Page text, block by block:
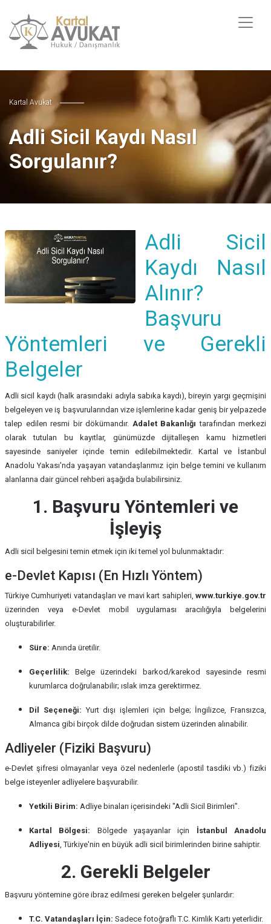
Kartal Avukat
Adli Sicil Kaydı Nasıl
Sorgulanır?
Adli Sicil
Kaydı Nasıl
Alınır?
Başvuru
Yöntemleri ve Gerekli
Belgeler
Adli sicil kaydı (halk arasındaki adıyla sabıka kaydı), bireyin yargı geçmişini
belgeleyen ve iş başvurularından vize işlemlerine kadar geniş bir yelpazede
talep edilen resmi bir dökümandır. Adalet Bakanlığı tarafından merkezi
olarak tutulan bu kayıtlar, günümüzde dijitalleşen kamu hizmetleri
sayesinde saniyeler içinde temin edilebilmektedir. Kartal ve İstanbul
Anadolu Yakası'nda yaşayan vatandaşlarımız için belge temini ve kullanım
alanlarına dair güncel rehberi aşağıda bulabilirsiniz.
1. Başvuru Yöntemleri ve
İşleyiş
Adli sicil belgesini temin etmek için iki temel yol bulunmaktadır:
e-Devlet Kapısı (En Hızlı Yöntem)
Türkiye Cumhuriyeti vatandaşları ve mavi kart sahipleri, www.turkiye.gov.tr
üzerinden veya e-Devlet mobil uygulaması aracılığıyla belgelerini
oluşturabilirler.
Süre: Anında üretilir.
Geçerlilik: Belge üzerindeki barkod/karekod sayesinde resmi
kurumlarca doğrulanabilir; ıslak imza gerektirmez.
Dil Seçeneği: Yurt dışı işlemleri için belge; İngilizce, Fransızca,
Almanca gibi birçok dilde doğrudan sistem üzerinden alınabilir.
Adliyeler (Fiziki Başvuru)
e-Devlet şifresi olmayanlar veya özel nedenlerle (apostil tasdiki vb.) fiziki
belge isteyenler adliyelere başvurabilir.
Yetkili Birim: Adliye binaları içerisindeki "Adli Sicil Birimleri".
Kartal Bölgesi: Bölgede yaşayanlar için İstanbul Anadolu
Adliyesi, Türkiye'nin en büyük adli sicil birimlerinden birine sahiptir.
2. Gerekli Belgeler
Başvuru yöntemine göre ibraz edilmesi gereken belgeler şunlardır:
T.C. Vatandaşları İçin: Sadece fotoğraflı T.C. Kimlik Kartı yeterlidir.